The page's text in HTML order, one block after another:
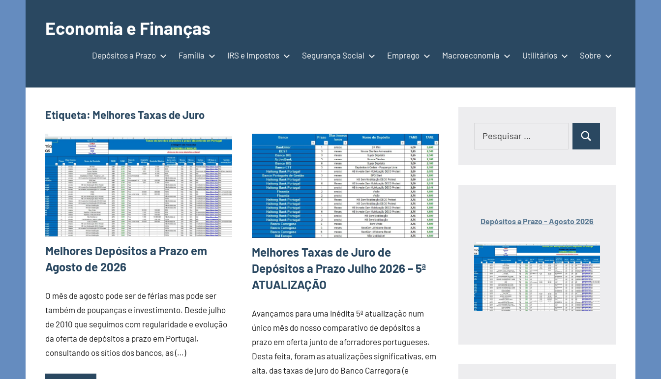
Economia e Finanças
Depósitos
Finanças
Calendários
Depósitos a Prazo Família IRS e Impostos Segurança Social Emprego Macroeconomia Utilitários Sobre
Etiqueta: Melhores Taxas de Juro
Melhores Depósitos a Prazo em
Agosto de 2026
O mês de agosto pode ser de férias mas pode ser
também de poupanças e investimento. Desde julho
de 2010 que seguimos com regularidade e evolução
da oferta de depósitos a prazo em Portugal,
consultando os sítios dos bancos, as (…)
Melhores Taxas de Juro de
Depósitos a Prazo Julho 2026 – 5ª
ATUALIZAÇÃO
Avançamos para uma inédita 5ª atualização num
único mês do nosso comparativo de depósitos a
prazo em oferta junto de aforradores portugueses.
Desta feita, foram as atualizações significativas, em
alta, das taxas de juro do Banco Carregora (e
Pesquisar
Depósitos a Prazo - Agosto 2026